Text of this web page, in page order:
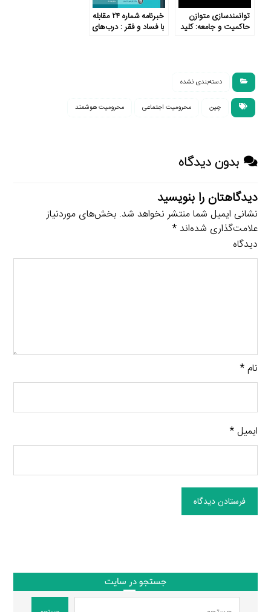
توانمندسازی متوازن
حاکمیت و جامعه: کلید
خبرنامه شماره ۲۴ مقابله
با فساد و فقر : درب‌های
دسته‌بندی نشده
چین محرومیت اجتماعی محرومیت هوشمند
بدون دیدگاه
دیدگاهتان را بنویسید
نشانی ایمیل شما منتشر نخواهد شد. بخش‌های موردنیاز
علامت‌گذاری شده‌اند*
دیدگاه
نام*
ایمیل*
فرستادن دیدگاه
جستجو در سایت